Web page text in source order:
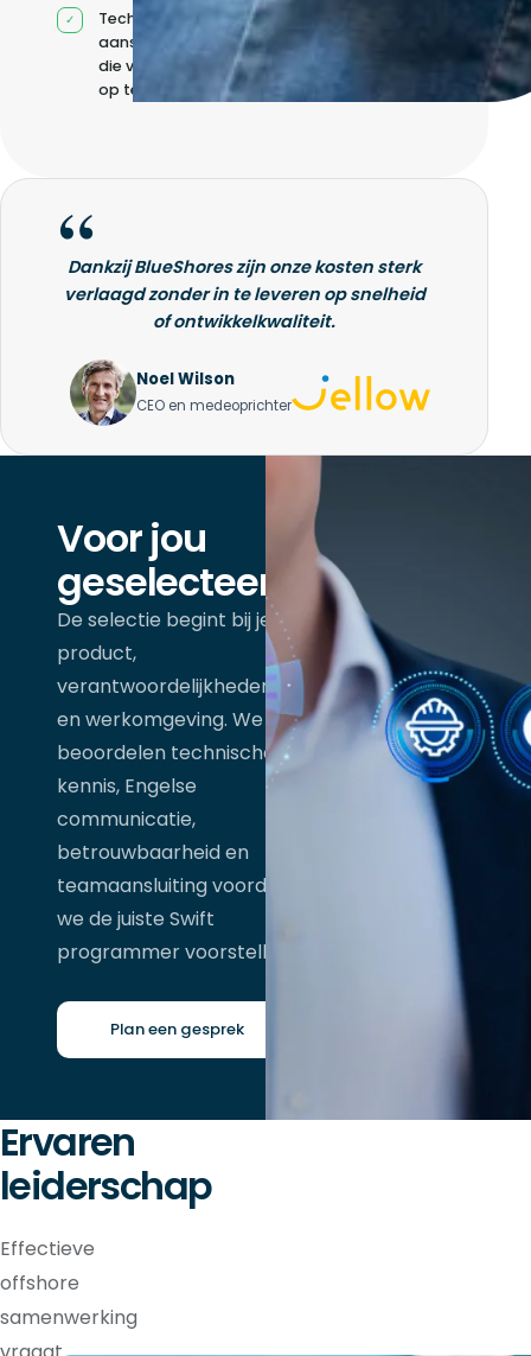
Technische
aansturing zonder
die volledig intern
op te bouwen
Dankzij BlueShores zijn onze kosten sterk
verlaagd zonder in te leveren op snelheid
of ontwikkelkwaliteit.
Noel Wilson
CEO en medeoprichter
Voor jou
geselecteerd
De selectie begint bij je
product,
verantwoordelijkheden
en werkomgeving. We
beoordelen technische
kennis, Engelse
communicatie,
betrouwbaarheid en
teamaansluiting voordat
we de juiste Swift
programmer voorstellen.
Plan een gesprek
Ervaren
leiderschap
Effectieve
offshore
samenwerking